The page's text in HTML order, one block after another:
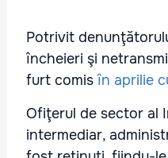
Potrivit
încheieri şi
furt comisîn aprilie
Ofiţerul de sector al
intermediar,